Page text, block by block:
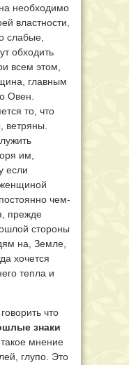
необходимо
властности,
слабые,
обходить
всем этом,
главным
Овен.
то, что
им,
если
чем-
прежде
стороны
на, Земле,
хочется
тепла и
что
знаки
такое мнение
глупо. Это